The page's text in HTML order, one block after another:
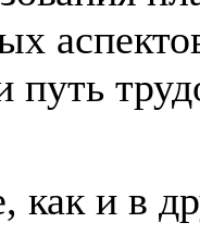
путь
и в